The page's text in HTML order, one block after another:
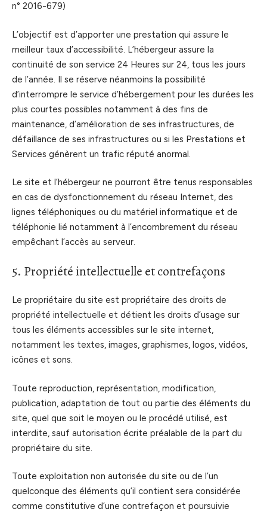
n° 2016-679)
L’objectif est d’apporter une prestation qui assure le
meilleur taux d’accessibilité. L’hébergeur assure la
continuité de son service 24 Heures sur 24, tous les jours
de l’année. Il se réserve néanmoins la possibilité
d’interrompre le service d’hébergement pour les durées les
plus courtes possibles notamment à des fins de
maintenance, d’amélioration de ses infrastructures, de
défaillance de ses infrastructures ou si les Prestations et
Services génèrent un trafic réputé anormal.
Le site et l’hébergeur ne pourront être tenus responsables
en cas de dysfonctionnement du réseau Internet, des
lignes téléphoniques ou du matériel informatique et de
téléphonie lié notamment à l’encombrement du réseau
empêchant l’accès au serveur.
5. Propriété intellectuelle et contrefaçons
Le propriétaire du site est propriétaire des droits de
propriété intellectuelle et détient les droits d’usage sur
tous les éléments accessibles sur le site internet,
notamment les textes, images, graphismes, logos, vidéos,
icônes et sons.
Toute reproduction, représentation, modification,
publication, adaptation de tout ou partie des éléments du
site, quel que soit le moyen ou le procédé utilisé, est
interdite, sauf autorisation écrite préalable de la part du
propriétaire du site.
Toute exploitation non autorisée du site ou de l’un
quelconque des éléments qu’il contient sera considérée
comme constitutive d’une contrefaçon et poursuivie